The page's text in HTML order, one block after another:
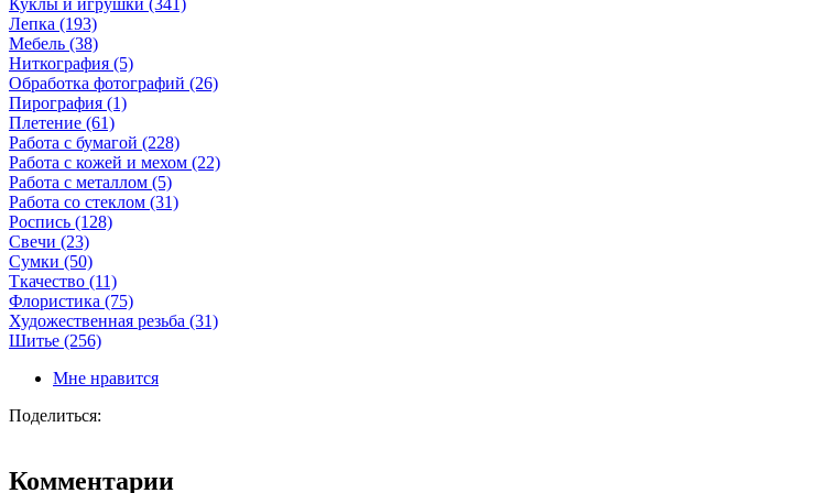
Лепка (193)
Мебель (38)
Ниткография (5)
Обработка фотографий (26)
Пирография (1)
Плетение (61)
Работа с бумагой (228)
Работа с кожей и мехом (22)
Работа с металлом (5)
Работа со стеклом (31)
Роспись (128)
Свечи (23)
Сумки (50)
Ткачество (11)
Флористика (75)
Художественная резьба (31)
Шитье (256)
Мне нравится
Поделиться:
Комментарии